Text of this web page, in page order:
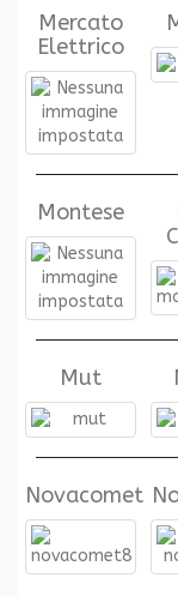
Mercato
Elettrico
Montese
Mut
Novacomet